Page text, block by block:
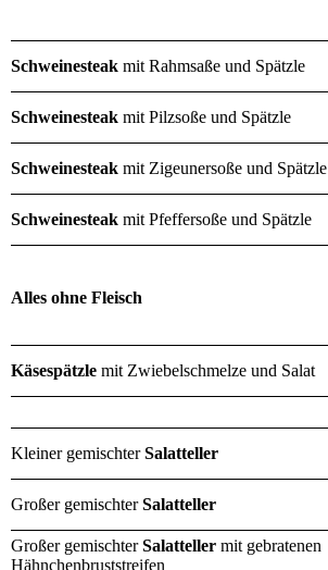
Schweinesteak mit Rahmsaße und Spätzle
Schweinesteak mit Pilzsoße und Spätzle
Schweinesteak mit Zigeunersoße und Spätzle
Schweinesteak mit Pfeffersoße und Spätzle
Alles ohne Fleisch
Käsespätzle mit Zwiebelschmelze und Salat
Kleiner gemischterSalatteller
Großer gemischterSalatteller
Großer gemischterSalatteller mit gebratenen
Hähnchenbruststreifen